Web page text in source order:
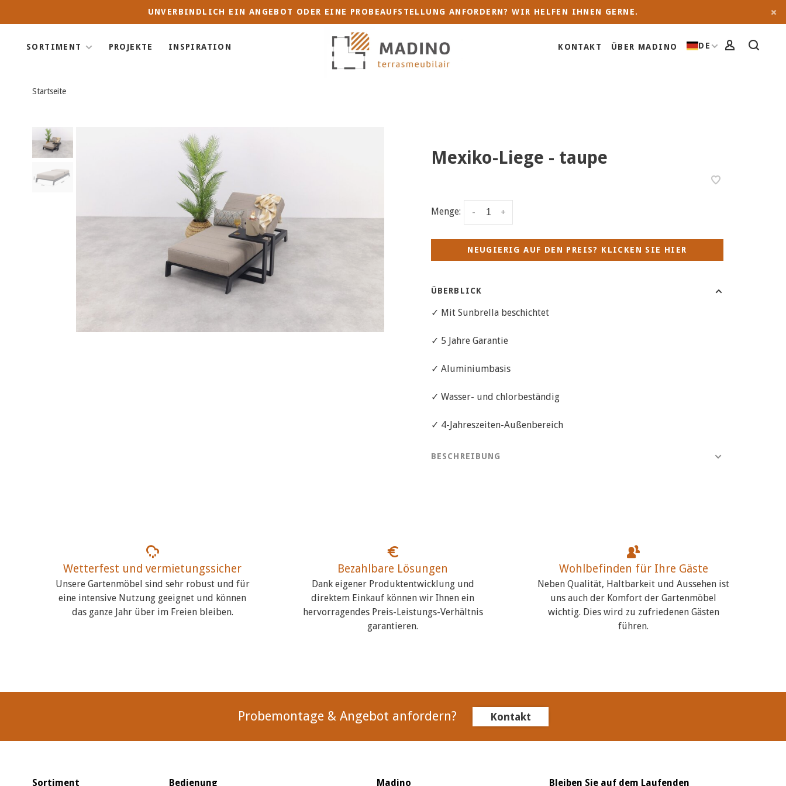
UNVERBINDLICH EIN ANGEBOT ODER EINE PROBEAUFSTELLUNG ANFORDERN? WIR HELFEN IHNEN GERNE.
SORTIMENT PROJEKTE INSPIRATION KONTAKT ÜBER MADINO DE
Startseite
Mexiko-Liege - taupe
Menge: +
-
NEUGIERIG AUF DEN PREIS? KLICKEN SIE HIER
ÜBERBLICK
✓ Mit Sunbrella beschichtet
✓ 5 Jahre Garantie
✓ Aluminiumbasis
✓ Wasser- und chlorbeständig
✓ 4-Jahreszeiten-Außenbereich
BESCHREIBUNG
Wetterfest und vermietungssicher
Unsere Gartenmöbel sind sehr robust und für
eine intensive Nutzung geeignet und können
das ganze Jahr über im Freien bleiben.
Bezahlbare Lösungen
Dank eigener Produktentwicklung und
direktem Einkauf können wir Ihnen ein
hervorragendes Preis-Leistungs-Verhältnis
garantieren.
Wohlbefinden für Ihre Gäste
Neben Qualität, Haltbarkeit und Aussehen ist
uns auch der Komfort der Gartenmöbel
wichtig. Dies wird zu zufriedenen Gästen
führen.
Probemontage & Angebot anfordern? Kontakt
Sortiment Bedienung Madino Bleiben Sie auf dem Laufenden